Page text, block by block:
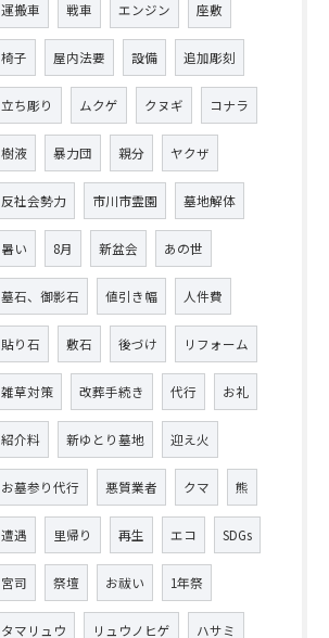
運搬車 戦車 エンジン 座敷
椅子 屋内法要 設備 追加彫刻
立ち彫り ムクゲ クヌギ コナラ
樹液 暴力団 親分 ヤクザ
反社会勢力 市川市霊園 墓地解体
暑い 8月 新盆会 あの世
墓石、御影石 値引き幅 人件費
貼り石 敷石 後づけ リフォーム
雑草対策 改葬手続き 代行 お礼
紹介料 新ゆとり墓地 迎え火
お墓参り代行 悪質業者 クマ 熊
遭遇 里帰り 再生 エコ SDGs
宮司 祭壇 お祓い 1年祭
タマリュウ リュウノヒゲ ハサミ